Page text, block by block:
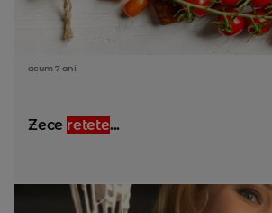
acum 7 ani
Zece retete...